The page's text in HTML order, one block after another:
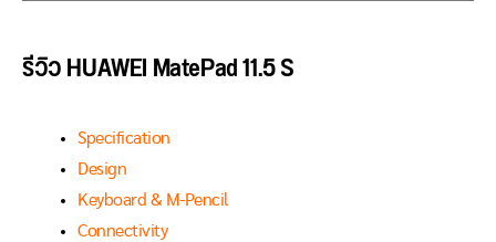
รีวิว HUAWEI MatePad 11.5 S
Specification
Design
Keyboard & M-Pencil
Connectivity